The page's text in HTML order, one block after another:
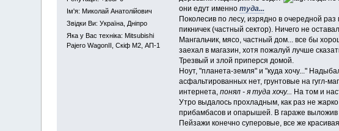
Iм'я: Миколай Анатолійович
Звідки Ви: Україна, Дніпро
Яка у Вас техніка: Mitsubishi
Pajero WagonII, Скіф М2, АП-1
они едут именно туда...
Поколесив по лесу, изрядно в очередной
пикничек (частный сектор). Ничего не
Мангальчик, мясо, частный дом... все бы
заехал в магазин, хотя пожалуй лучше
Трезвый и злой приперся домой.
Ноут, "планета-земля" и "куда хочу..."
асфальтированных нет, грунтовые на гугл-
интернета, понял - я туда хочу... На том и
Утро выдалось прохладным, как раз не
прибамбасов и опарышей. В гараже выложив
Пейзажи конечно суперовые, все же